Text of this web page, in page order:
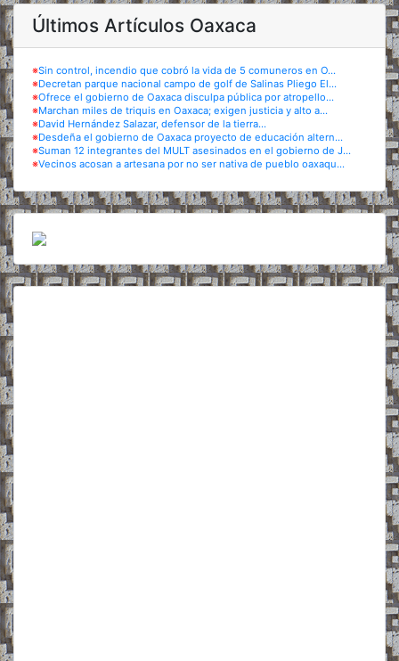
Últimos Artículos Oaxaca
※Sin control, incendio que cobró la vida de 5 comuneros en O...
※Decretan parque nacional campo de golf de Salinas Pliego El...
※Ofrece el gobierno de Oaxaca disculpa pública por atropello...
※Marchan miles de triquis en Oaxaca; exigen justicia y alto a...
※David Hernández Salazar, defensor de la tierra...
※Desdeña el gobierno de Oaxaca proyecto de educación altern...
※Suman 12 integrantes del MULT asesinados en el gobierno de J...
※Vecinos acosan a artesana por no ser nativa de pueblo oaxaqu...